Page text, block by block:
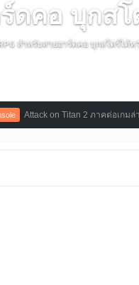
ดคอ บุกส
สำหรับสายฮาร์ดคอ บุกสโตร์ไต้
on Titan 2 ภาคต่อเกมล่ายักษ์กินค